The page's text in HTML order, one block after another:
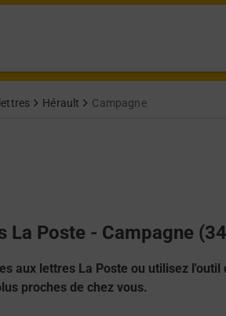
Hérault Campagne
La Poste - Campagne
aux lettres La Poste ou utilisez
proches de chez vous.